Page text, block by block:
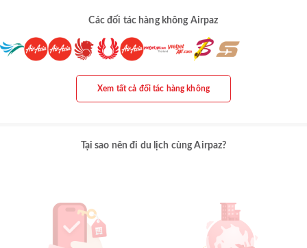
Các đối tác hàng không Airpaz
Xem tất cả đối tác hàng không
Tại sao nên đi du lịch cùng Airpaz?